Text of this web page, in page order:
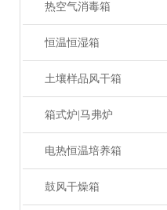
热空气消毒箱
恒温恒湿箱
土壤样品风干箱
箱式炉|马弗炉
电热恒温培养箱
鼓风干燥箱